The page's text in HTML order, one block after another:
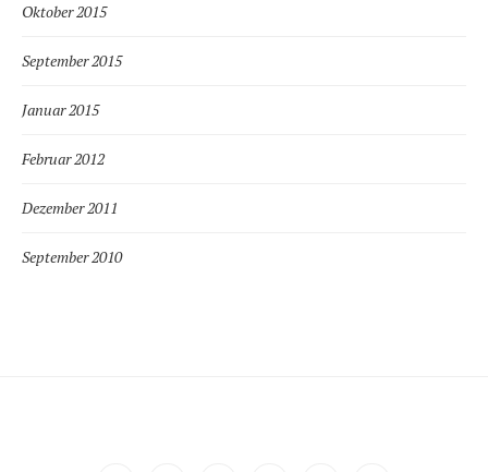
Oktober 2015
September 2015
Januar 2015
Februar 2012
Dezember 2011
September 2010